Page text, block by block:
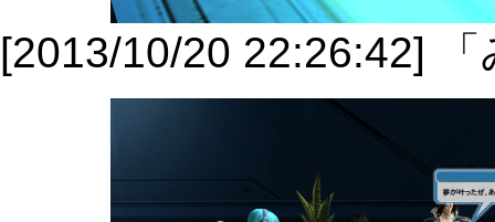
[2013/10/20 22:26:42]